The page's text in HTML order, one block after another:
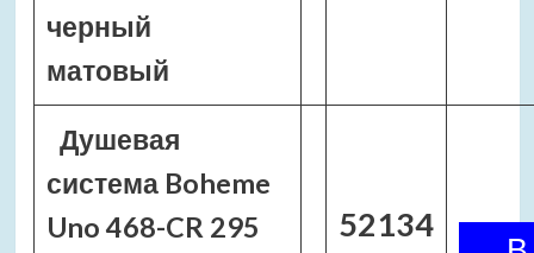
черный
матовый
Душевая
система Boheme
Uno 468-CR 295
52134